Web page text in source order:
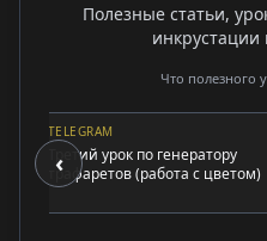
Полезные статьи,
Что полезного
‹
TELEGRAM
Третий урок по генератору
трафаретов (работа с цветом)